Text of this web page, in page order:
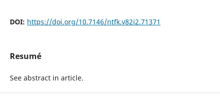
DOI: https://doi.org/10.7146/ntfk.v82i2.71371
Resumé
See abstract in article.